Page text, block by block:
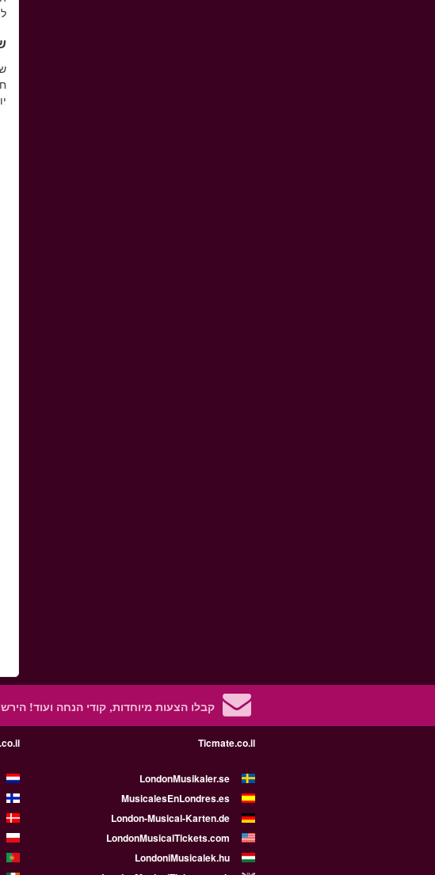
קבלו הצעות מיוחדות, קודי הנחה ועוד!
Ticmate.co.il
LondonMusikaler.se
MusicalesEnLondres.es
London-Musical-Karten.de
LondonMusicalTickets.com
LondoniMusicalek.hu